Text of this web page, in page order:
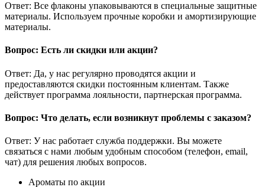
Ответ: Все флаконы упаковываются в специальные защитные
материалы. Используем прочные коробки и амортизирующие
материалы.
Вопрос: Есть ли скидки или акции?
Ответ: Да, у нас регулярно проводятся акции и
предоставляются скидки постоянным клиентам. Также
действует программа лояльности, партнерская программа.
Вопрос: Что делать, если возникнут проблемы с заказом?
Ответ: У нас работает служба поддержки. Вы можете
связаться с нами любым удобным способом (телефон, email,
чат) для решения любых вопросов.
Ароматы по акции